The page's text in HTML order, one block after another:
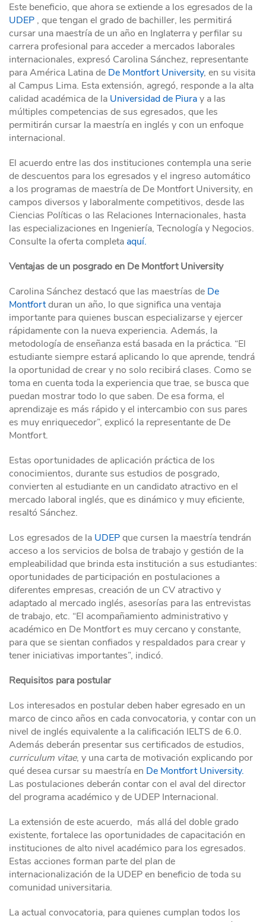
Este beneficio, que ahora se extiende a los egresados de la
UDEP , que tengan el grado de bachiller, les permitirá
cursar una maestría de un año en Inglaterra y perfilar su
carrera profesional para acceder a mercados laborales
internacionales, expresó Carolina Sánchez, representante
para América Latina de De Montfort University, en su visita
al Campus Lima. Esta extensión, agregó, responde a la alta
calidad académica de la Universidad de Piuray a las
múltiples competencias de sus egresados, que les
permitirán cursar la maestría en inglés y con un enfoque
internacional.
El acuerdo entre las dos instituciones contempla una serie
de descuentos para los egresados y el ingreso automático
a los programas de maestría de De Montfort University, en
campos diversos y laboralmente competitivos, desde las
Ciencias Políticas o las Relaciones Internacionales, hasta
las especializaciones en Ingeniería, Tecnología y Negocios.
Consulte la oferta completa aquí.
Ventajas de un posgrado en De Montfort University
Carolina Sánchez destacó que las maestrías de De
Montfortduran un año, lo que significa una ventaja
importante para quienes buscan especializarse y ejercer
rápidamente con la nueva experiencia. Además, la
metodología de enseñanza está basada en la práctica. “El
estudiante siempre estará aplicando lo que aprende, tendrá
la oportunidad de crear y no solo recibirá clases. Como se
toma en cuenta toda la experiencia que trae, se busca que
puedan mostrar todo lo que saben. De esa forma, el
aprendizaje es más rápido y el intercambio con sus pares
es muy enriquecedor”, explicó la representante de De
Montfort.
Estas oportunidades de aplicación práctica de los
conocimientos, durante sus estudios de posgrado,
convierten al estudiante en un candidato atractivo en el
mercado laboral inglés, que es dinámico y muy eficiente,
resaltó Sánchez.
Los egresados de la UDEPque cursen la maestría tendrán
acceso a los servicios de bolsa de trabajo y gestión de la
empleabilidad que brinda esta institución a sus estudiantes:
oportunidades de participación en postulaciones a
diferentes empresas, creación de un CV atractivo y
adaptado al mercado inglés, asesorías para las entrevistas
de trabajo, etc. “El acompañamiento administrativo y
académico en De Montfort es muy cercano y constante,
para que se sientan confiados y respaldados para crear y
tener iniciativas importantes”, indicó.
Requisitos para postular
Los interesados en postular deben haber egresado en un
marco de cinco años en cada convocatoria, y contar con un
nivel de inglés equivalente a la calificación IELTS de 6.0.
Además deberán presentar sus certificados de estudios,
curriculum vitae, y una carta de motivación explicando por
qué desea cursar su maestría en De Montfort University.
Las postulaciones deberán contar con el aval del director
del programa académico y de UDEP Internacional.
La extensión de este acuerdo, más allá del doble grado
existente, fortalece las oportunidades de capacitación en
instituciones de alto nivel académico para los egresados.
Estas acciones forman parte del plan de
internacionalización de la UDEP en beneficio de toda su
comunidad universitaria.
La actual convocatoria, para quienes cumplan todos los